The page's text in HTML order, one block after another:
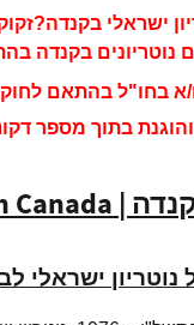
ישראלי
בקנדה
ו/א בחו"ל בהתאם
בתוך מספר
|
Canada
ישראלי